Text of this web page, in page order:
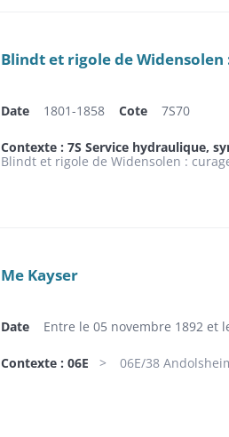
Blindt et rigole de
Date 1801-1858 Cote 7S70
Contexte : 7S Service hydraulique,
Blindt et rigole de Widensolen :
Me Kayser
Date Entre le 05 novembre 1892 et
Contexte : 06E 06E/38